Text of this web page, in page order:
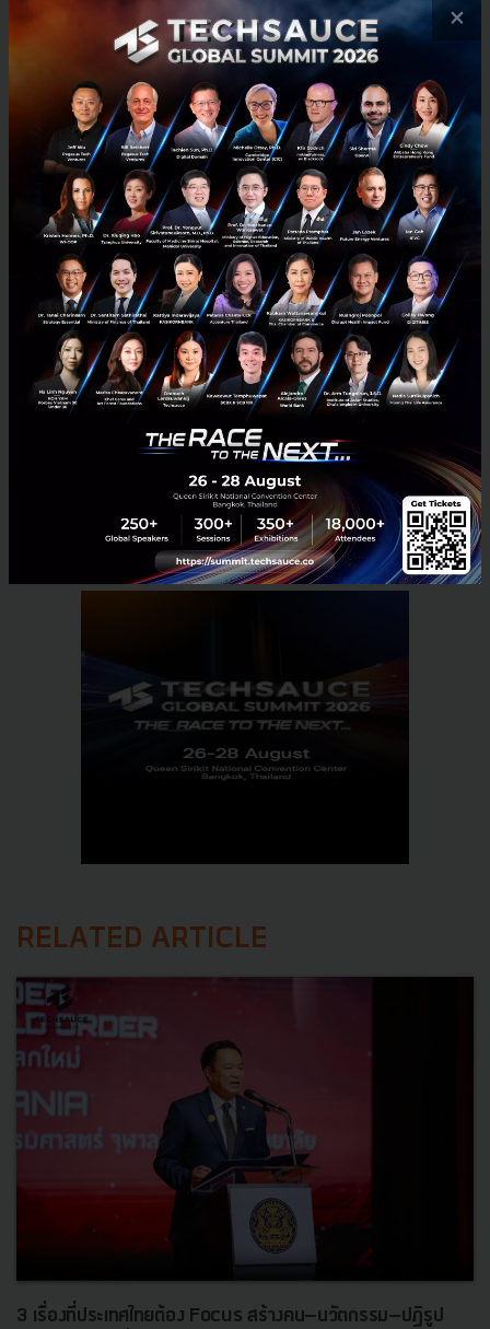
แสดงความยินดีกับเพื่อนพนักงานทุกคนที่ได้ร่วมกันสร้าง
ธุรกิจที่ประสบความสำเร็จและได้รับความเชื่อมั่นจากการ
ให้บริการลูกค้าชาวเวียดนามมากกว่า 15 ล้านราย ในวันนี้
เรากำลังส่งไม้ต่อให้กับกลุ่ม SCBX ที่จะมาเป็นเจ้าของราย
ใหม่ ซึ่งผมมั่นใจว่าจะสามารถสร้างการเติบโตและอนาคต
ที่สดใสยิ่งขึ้นให้กับธุรกิจ Home Credit Vietnam ต่อไป”
Home Credit Vietnam เป็นส่วนหนึ่งของกลุ่มธุรกิจ Home
Credit Group จากสาธารณรัฐเช็ก โดยมีการดำเนินงานใน
หลายประเทศ ทั้งในเอเชีย และยุโรป ตั้งแต่ปี 2540
บริหารจัดการโดยกลุ่ม PPF กลุ่มการลงทุนระหว่างประเทศ
ชั้นนำ
scbx deal-digest
No comment
RELATED ARTICLE
3 เรื่องที่ประเทศไทยต้อง Focus สร้างคน–นวัตกรรม–ปฏิรูป
×